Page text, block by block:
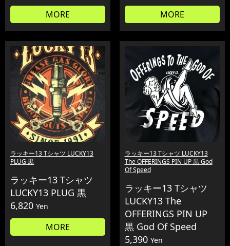
MORE MORE
ラッキー13 Tシャツ LUCKY13
PLUG 黒
ラッキー13 Tシャツ
LUCKY13 PLUG 黒
6,820 Yen
MORE
ラッキー13 Tシャツ LUCKY13
The OFFERINGS PIN UP 黒 God
Of Speed
ラッキー13 Tシャツ
LUCKY13 The
OFFERINGS PIN UP
黒 God Of Speed
5,390 Yen